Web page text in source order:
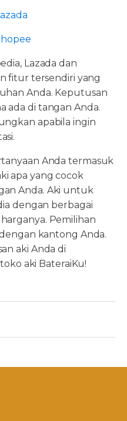
Lazada dan
fitur tersendiri yang
Anda. Keputusan
ada di tangan Anda.
apabila ingin
Anda termasuk
apa yang cocok
Anda. Aki untuk
dengan berbagai
Pemilihan
kantong Anda.
aki Anda di
aki BateraiKu!